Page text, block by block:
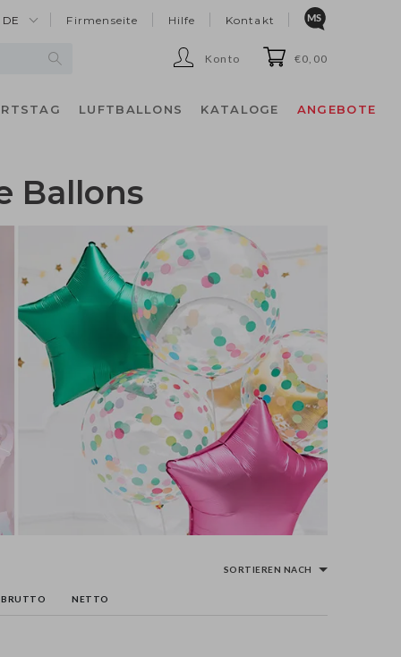
DE Firmenseite Hilfe Kontakt
Konto €0,00
LUFTBALLONS KATALOGE ANGEBOTE
Ballons
SORTIEREN NACH
BRUTTO NETTO